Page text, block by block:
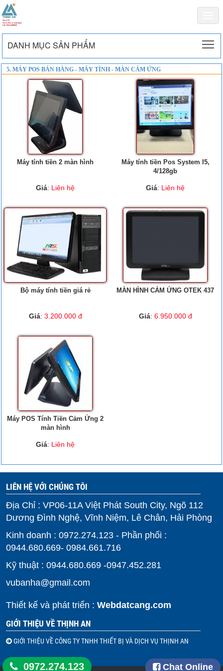
Chat Online
0972.274.123
DANH MỤC SẢN PHẨM
5. MÁY POS BÁN HÀNG - MÁY TÍNH - MÀN CẢM ỨNG
Máy tính tiền 2 màn hình
Giá: Liên hệ
Máy tính tiền Pos System I5,
4/128gb
Giá: Liên hệ
Bộ máy tính tiền giá rẻ
Giá: 3.200.000 đ
MÀN HÌNH CẢM ỨNG OTEK 437
Giá: 6.950.000 đ
Máy POS Tính Tiền Cảm Ứng 2
màn hình
Giá: Liên hệ
LIÊN HỆ VỚI CHÚNG TÔI
Địa Chỉ : VP06-11A Việt Phát South City, Ngõ 112
Dương Đình Nghệ, Vĩnh Niệm, Lê Chân, Hải Phòng
Kinh doanh : 0972.274.123 - Phần phối :
0944.680.669- 0984.661.716
Kỹ thuật : 0944.680.669 -0947.452.281
vubanha@gmail.com
Thiết kế và phát triển : Webdatcang.com
GIỚI THIỆU VỀ THỊNH AN
GIỚI THIỆU VỀ CÔNG TY TNHH THIẾT BỊ VÀ DỊCH VỤ THỊNH AN